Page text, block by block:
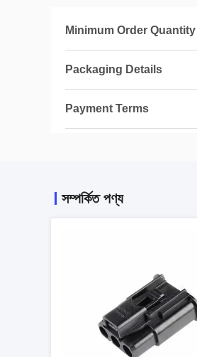
Minimum Order Quantity
Packaging Details
Payment Terms
সম্পর্কিত পণ্য